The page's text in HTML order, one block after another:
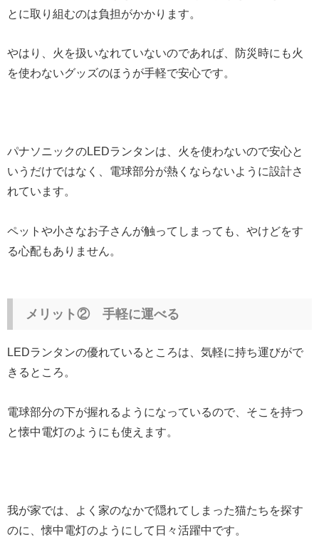
とに取り組むのは負担がかかります。
やはり、火を扱いなれていないのであれば、防災時にも火
を使わないグッズのほうが手軽で安心です。
パナソニックのLEDランタンは、火を使わないので安心と
いうだけではなく、電球部分が熱くならないように設計さ
れています。
ペットや小さなお子さんが触ってしまっても、やけどをす
る心配もありません。
メリット② 手軽に運べる
LEDランタンの優れているところは、気軽に持ち運びがで
きるところ。
電球部分の下が握れるようになっているので、そこを持つ
と懐中電灯のようにも使えます。
我が家では、よく家のなかで隠れてしまった猫たちを探す
のに、懐中電灯のようにして日々活躍中です。